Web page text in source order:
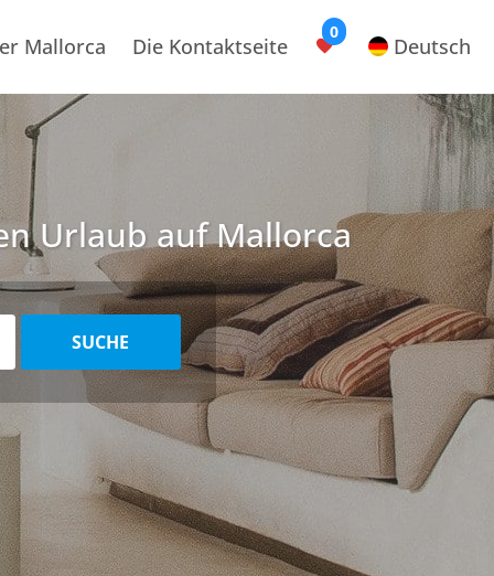
Mallorca Die Kontaktseite
0
Deutsch
Urlaub auf Mallorca